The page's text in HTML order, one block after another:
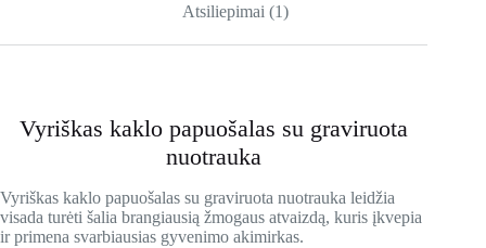
Atsiliepimai (1)
Vyriškas kaklo papuošalas su graviruota
nuotrauka
Vyriškas kaklo papuošalas su graviruota nuotrauka leidžia
visada turėti šalia brangiausią žmogaus atvaizdą, kuris įkvepia
ir primena svarbiausias gyvenimo akimirkas.